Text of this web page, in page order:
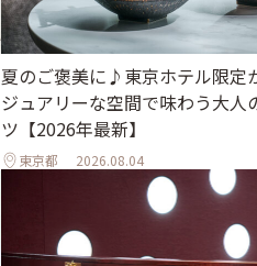
夏のご褒美に♪東京ホテル限定
ジュアリーな空間で味わう大人
ツ【2026年最新】
東京都 2026.08.04